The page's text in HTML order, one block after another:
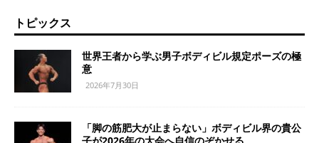
トピックス
世界王者から学ぶ男子ボディビル規定ポーズの極
意
2026年7月30日
「脚の筋肥大が止まらない」ボディビル界の貴公